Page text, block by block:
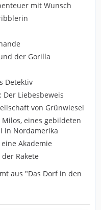
mit Wunsch
der Gorilla
Detektiv
Der Liebesbeweis
von Grünwiesel
eines gebildeten
in Nordamerika
Akademie
Rakete
aus "Das Dorf in den